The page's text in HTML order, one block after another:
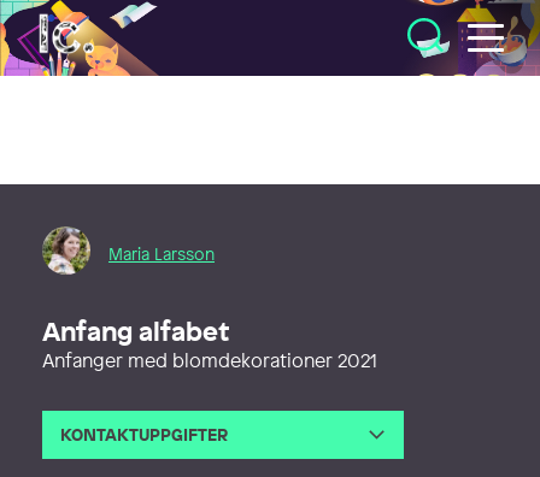
Illustratörcentrum
Maria Larsson
Anfang alfabet
Anfanger med blomdekorationer 2021
KONTAKTUPPGIFTER